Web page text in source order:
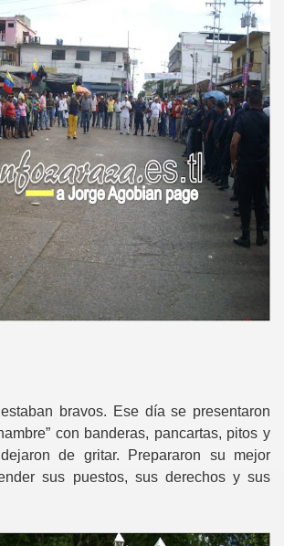
bravos. Ese día se presentaron
con banderas, pancartas, pitos y
de gritar. Prepararon su mejor
sus puestos, sus derechos y sus